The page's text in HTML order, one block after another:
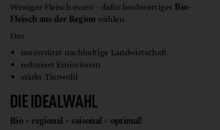
Weniger Fleisch essen – dafür hochwertigesBio-
Fleisch aus der Regionwählen.
Das
unterstützt nachhaltige Landwirtschaft.
reduziert Emissionen
stärkt Tierwohl
DIE IDEALWAHL
Bio + regional + saisonal = optimal!